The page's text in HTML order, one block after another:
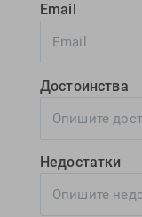
Email
Достоинства
Недостатки